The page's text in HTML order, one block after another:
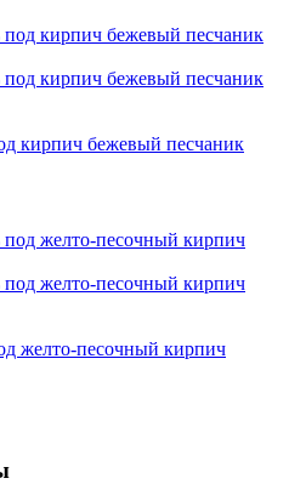
кирпич бежевый песчаник
желто-песочный кирпич